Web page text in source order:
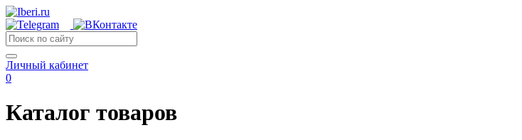
Личный кабинет
0
Каталог товаров